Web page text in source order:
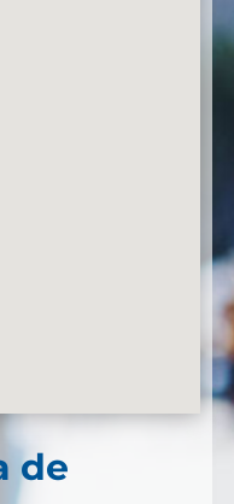
de